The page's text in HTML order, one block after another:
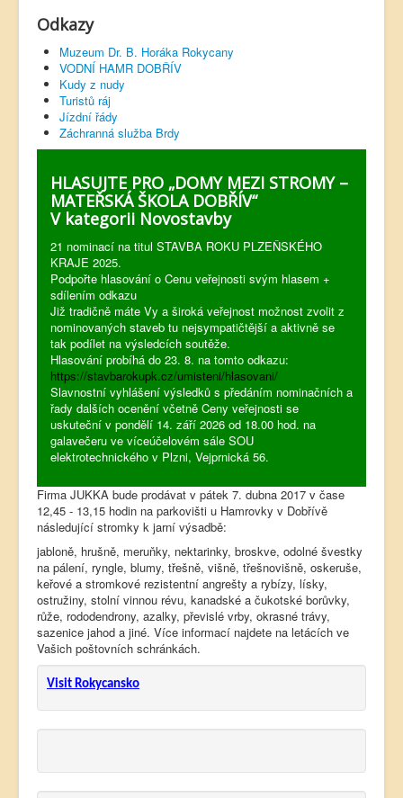
Odkazy
Muzeum Dr. B. Horáka Rokycany
VODNÍ HAMR DOBŘÍV
Kudy z nudy
Turistů ráj
Jízdní řády
Záchranná služba Brdy
HLASUJTE PRO „DOMY MEZI STROMY –
MATEŘSKÁ ŠKOLA DOBŘÍV“
V kategorii Novostavby
21 nominací na titul STAVBA ROKU PLZEŇSKÉHO
KRAJE 2025.
Podpořte hlasování o Cenu veřejnosti svým hlasem +
sdílením odkazu
Již tradičně máte Vy a široká veřejnost možnost zvolit z
nominovaných staveb tu nejsympatičtější a aktivně se
tak podílet na výsledcích soutěže.
Hlasování probíhá do 23. 8. na tomto odkazu:
https://stavbarokupk.cz/umisteni/hlasovani/
Slavnostní vyhlášení výsledků s předáním nominačních a
řady dalších ocenění včetně Ceny veřejnosti se
uskuteční v pondělí 14. září 2026 od 18.00 hod. na
galavečeru ve víceúčelovém sále SOU
elektrotechnického v Plzni, Vejprnická 56.
Firma JUKKA bude prodávat v pátek 7. dubna 2017 v čase
12,45 - 13,15 hodin na parkovišti u Hamrovky v Dobřívě
následující stromky k jarní výsadbě:
jabloně, hrušně, meruňky, nektarinky, broskve, odolné švestky
na pálení, ryngle, blumy, třešně, višně, třešnovišně, oskeruše,
keřové a stromkové rezistentní angrešty a rybízy, lísky,
ostružiny, stolní vinnou révu, kanadské a čukotské borůvky,
růže, rododendrony, azalky, převislé vrby, okrasné trávy,
sazenice jahod a jiné. Více informací najdete na letácích ve
Vašich poštovních schránkách.
Visit Rokycansko